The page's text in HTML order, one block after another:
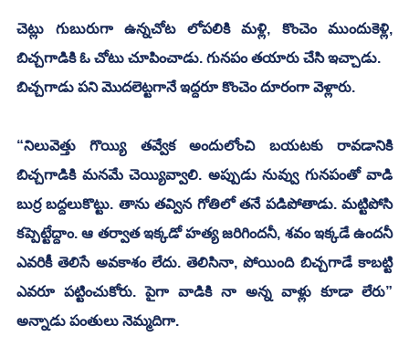
చెట్లు గుబురుగా ఉన్నచోట లోపలికి మళ్లి, కొంచెం ముందుకెళ్లి,
బిచ్చగాడికి ఓ చోటు చూపించాడు. గునపం తయారు చేసి ఇచ్చాడు.
బిచ్చగాడు పని మొదలెట్టగానే ఇద్దరూ కొంచెం దూరంగా వెళ్లారు.
“నిలువెత్తు గొయ్యి తవ్వేక అందులోంచి బయటకు రావడానికి
బిచ్చగాడికి మనమే చెయ్యివ్వాలి. అప్పుడు నువ్వు గునపంతో వాడి
బుర్ర బద్దలుకొట్టు. తాను తవ్విన గోతిలో తనే పడిపోతాడు. మట్టిపోసి
కప్పెట్టేద్దాం. ఆ తర్వాత ఇక్కడో హత్య జరిగిందనీ, శవం ఇక్కడే ఉందనీ
ఎవరికీ తెలిసే అవకాశం లేదు. తెలిసినా, పోయింది బిచ్చగాడే కాబట్టి
ఎవరూ పట్టించుకోరు. పైగా వాడికి నా అన్న వాళ్లు కూడా లేరు”
అన్నాడు పంతులు నెమ్మదిగా.